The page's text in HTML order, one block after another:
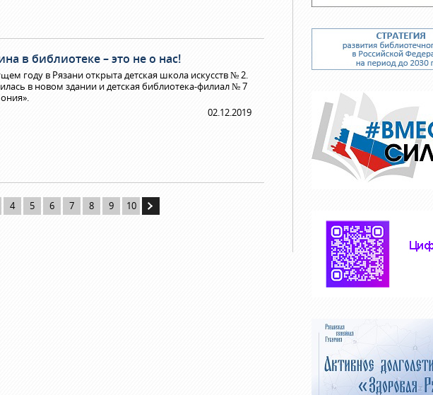
в библиотеке – это не о нас!
году в Рязани открыта детская школа искусств № 2.
в новом здании и детская библиотека-филиал № 7
02.12.2019
4 5 6 7 8 9 10